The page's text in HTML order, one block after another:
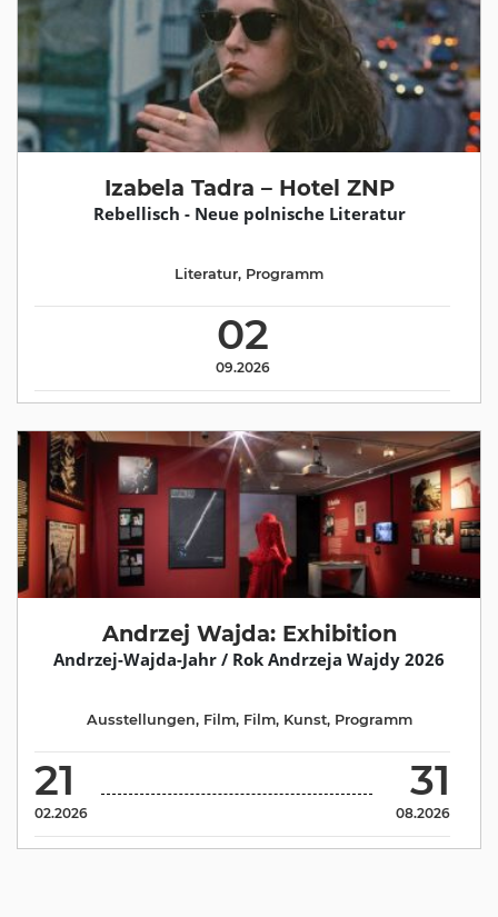
Izabela Tadra – Hotel ZNP
Rebellisch - Neue polnische Literatur
02
09.2026
Literatur, Programm
Andrzej Wajda: Exhibition
Andrzej-Wajda-Jahr / Rok Andrzeja Wajdy 2026
21
02.2026
31
08.2026
Ausstellungen, Film, Film, Kunst, Programm